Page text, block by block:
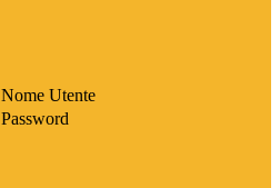
Nome Utente
Password